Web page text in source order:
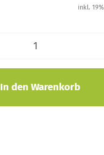
inkl.
In den Warenkorb